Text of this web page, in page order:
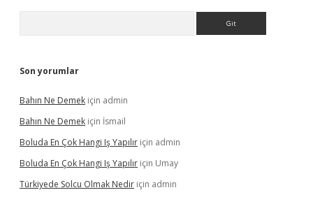
Son yorumlar
Bahın Ne Demek için admin
Bahın Ne Demek için İsmail
Boluda En Çok Hangi Iş Yapılır için admin
Boluda En Çok Hangi Iş Yapılır için Umay
Türkiyede Solcu Olmak Nedir için admin